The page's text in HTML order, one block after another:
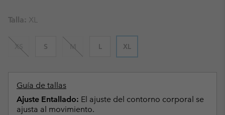
Talla: XL
XS S M L XL
Guía de tallas
Ajuste Entallado: El ajuste del contorno corporal se
ajusta al movimiento.